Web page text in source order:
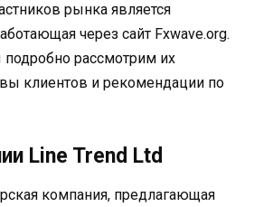
рынка является
через сайт Fxwave.org.
рассмотрим их
клиентов и рекомендации по
Line Trend Ltd
компания, предлагающая